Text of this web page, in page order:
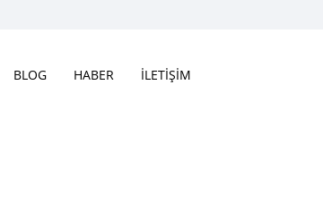
BLOG HABER İLETİŞİM